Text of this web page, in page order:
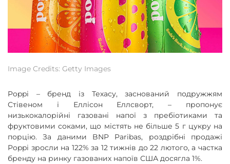
Image Credits: Getty Images
Poppi – бренд із Техасу, заснований подружжям
Стівеном і Еллісон Еллсворт, – пропонує
низькокалорійні газовані напої з пребіотиками та
фруктовими соками, що містять не більше 5 г цукру на
порцію. За даними BNP Paribas, роздрібні продажі
Poppi зросли на 122% за 12 тижнів до 22 лютого, а частка
бренду на ринку газованих напоїв США досягла 1%.